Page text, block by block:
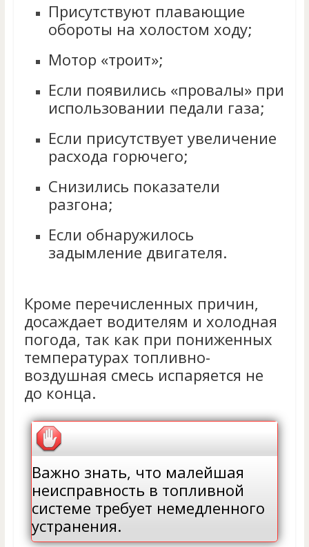
Присутствуют плавающие
обороты на холостом ходу;
Мотор «троит»;
Если появились «провалы» при
использовании педали газа;
Если присутствует увеличение
расхода горючего;
Снизились показатели
разгона;
Если обнаружилось
задымление двигателя.
Кроме перечисленных причин,
досаждает водителям и холодная
погода, так как при пониженных
температурах топливно-
воздушная смесь испаряется не
до конца.
Важно знать, что малейшая
неисправность в топливной
системе требует немедленного
устранения.